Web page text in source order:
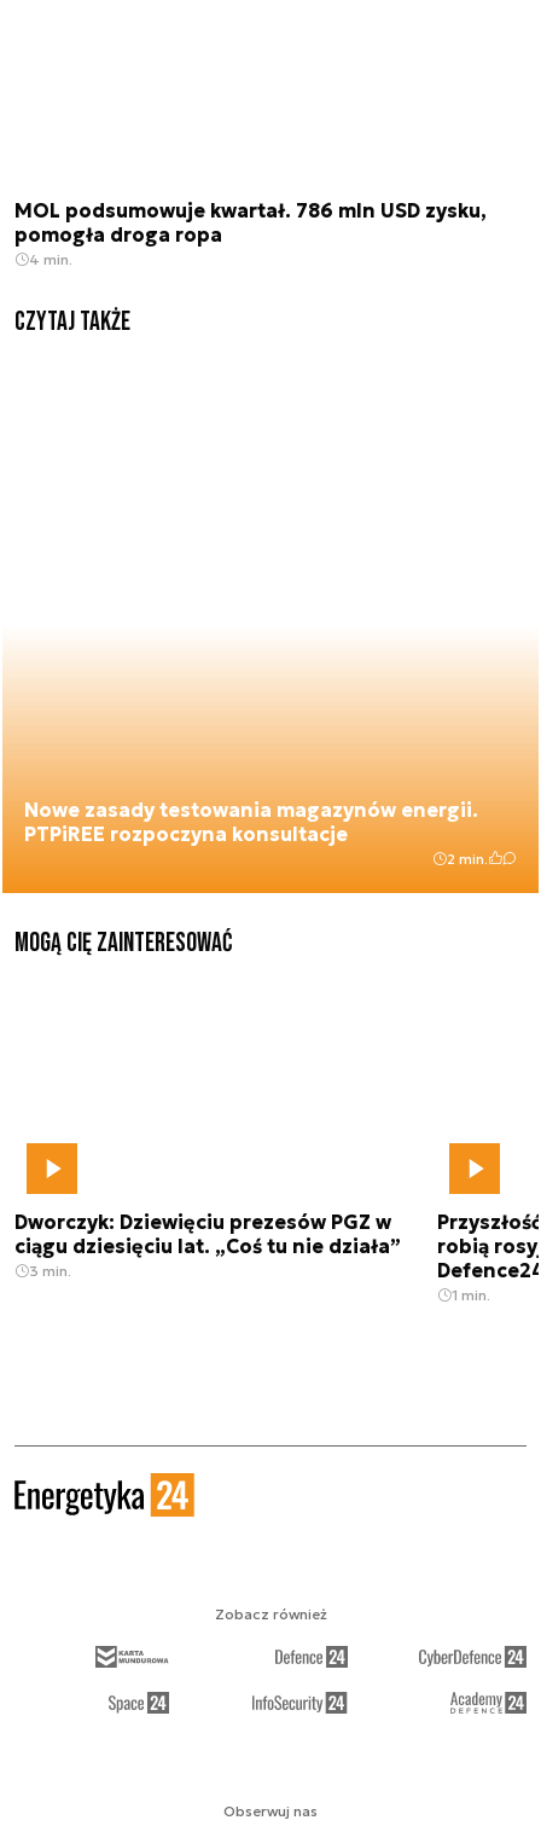
MOL podsumowuje kwartał. 786 mln USD zysku,
pomogła droga ropa
4 min.
Czytaj także
Nowe zasady testowania magazynów energii.
PTPiREE rozpoczyna konsultacje
2 min.
Mogą Cię zainteresować
Dworczyk: Dziewięciu prezesów PGZ w
ciągu dziesięciu lat. „Coś tu nie działa”
3 min.
robią
1 min.
Obserwuj nas
Zobacz również